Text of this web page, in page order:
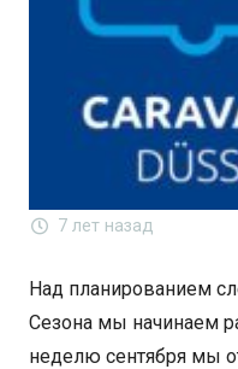
7 лет назад
Над планированием
Сезона мы начинаем
неделю сентября мы